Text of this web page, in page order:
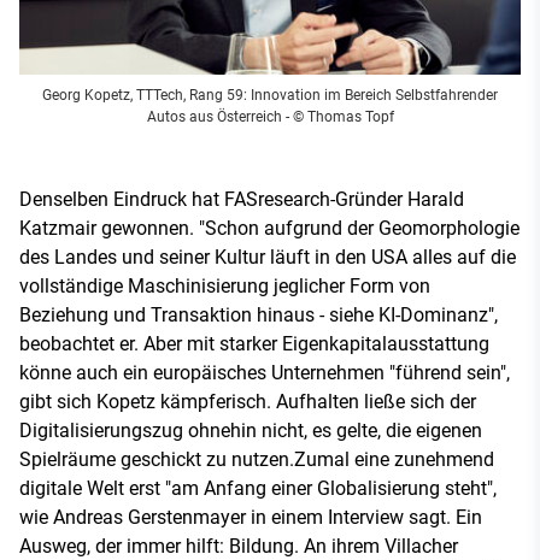
Georg Kopetz, TTTech, Rang 59: Innovation im Bereich Selbstfahrender
Autos aus Österreich - © Thomas Topf
Denselben Eindruck hat FASresearch-Gründer Harald
Katzmair gewonnen. "Schon aufgrund der Geomorphologie
des Landes und seiner Kultur läuft in den USA alles auf die
vollständige Maschinisierung jeglicher Form von
Beziehung und Transaktion hinaus - siehe KI-Dominanz",
beobachtet er. Aber mit starker Eigenkapitalausstattung
könne auch ein europäisches Unternehmen "führend sein",
gibt sich Kopetz kämpferisch. Aufhalten ließe sich der
Digitalisierungszug ohnehin nicht, es gelte, die eigenen
Spielräume geschickt zu nutzen.Zumal eine zunehmend
digitale Welt erst "am Anfang einer Globalisierung steht",
wie Andreas Gerstenmayer in einem Interview sagt. Ein
Ausweg, der immer hilft: Bildung. An ihrem Villacher